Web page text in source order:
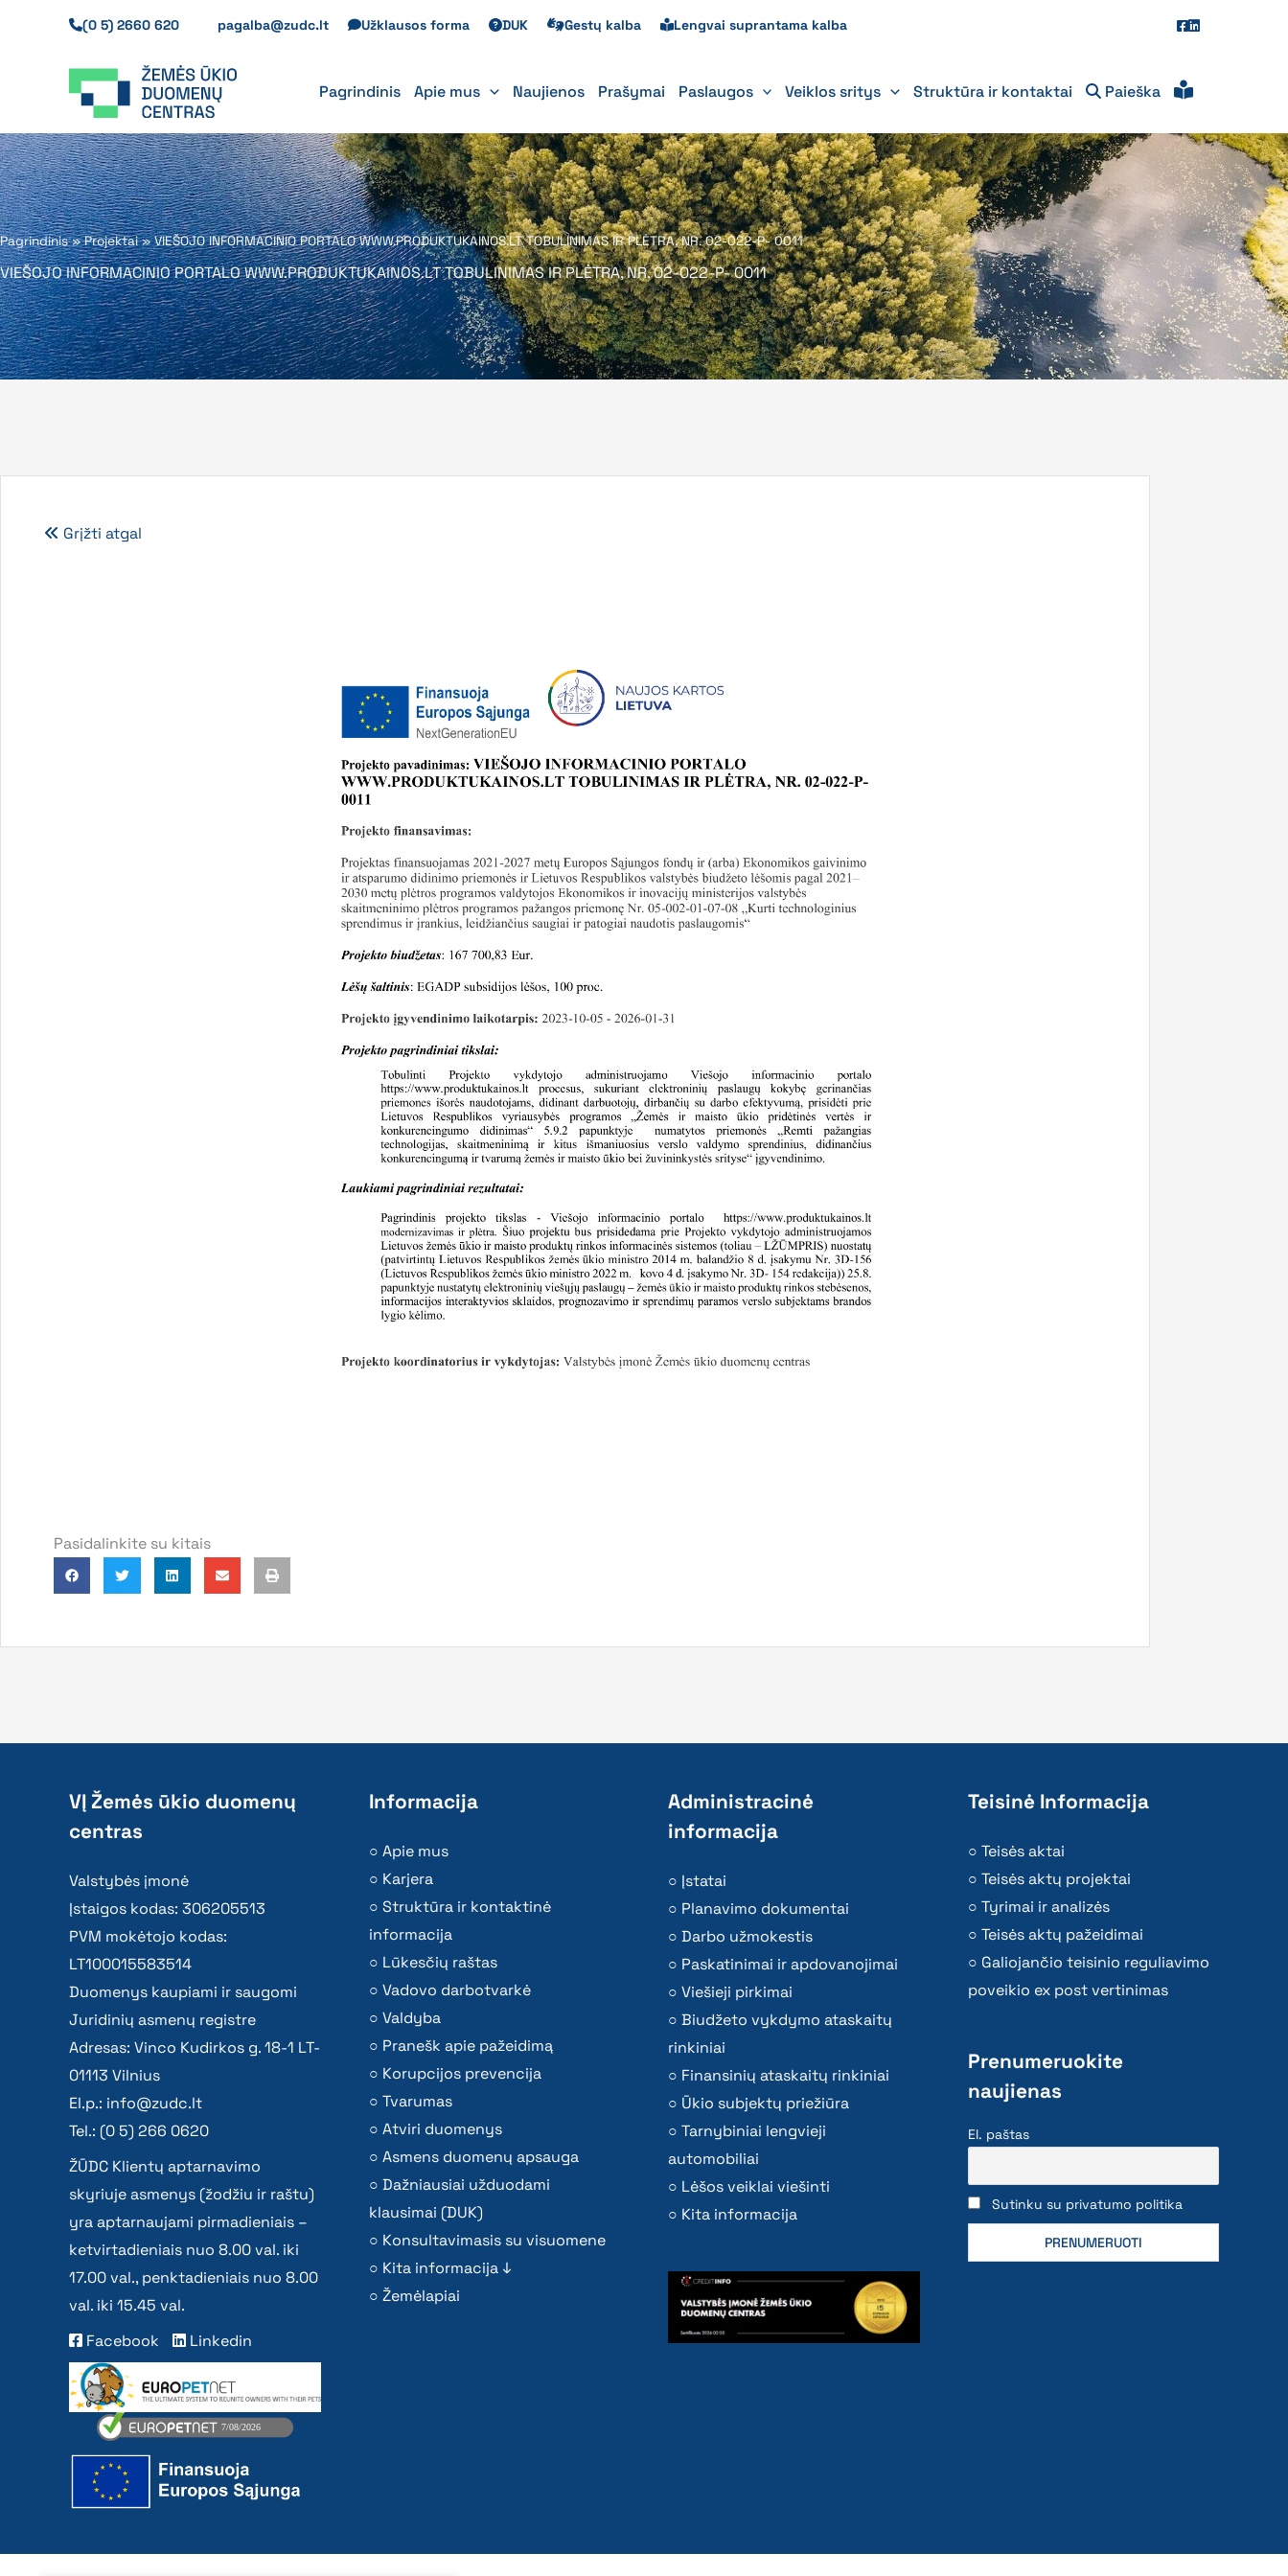
(0 5) 2660 620 pagalba@zudc.lt Užklausos forma DUK Gestų kalba Lengvai suprantama kalba
Pagrindinis Apie mus Naujienos Prašymai Paslaugos Veiklos sritys Struktūra ir kontaktai Paieška
Pagrindinis»Projektai»VIEŠOJO INFORMACINIO PORTALO WWW.PRODUKTUKAINOS.LT TOBULINIMAS IR PLĖTRA, NR. 02-022-P- 0011
VIEŠOJO INFORMACINIO PORTALO WWW.PRODUKTUKAINOS.LT TOBULINIMAS IR PLĖTRA, NR. 02-022-P- 0011
Grįžti atgal
Pasidalinkite su kitais
VĮ Žemės ūkio duomenų
centras
Valstybės įmonė
Įstaigos kodas: 306205513
PVM mokėtojo kodas:
LT100015583514
Duomenys kaupiami ir saugomi
Juridinių asmenų registre
Adresas: Vinco Kudirkos g. 18-1 LT-
01113 Vilnius
El.p.: info@zudc.lt
Tel.: (0 5) 266 0620
ŽŪDC Klientų aptarnavimo
skyriuje asmenys (žodžiu ir raštu)
yra aptarnaujami pirmadieniais –
ketvirtadieniais nuo 8.00 val. iki
17.00 val., penktadieniais nuo 8.00
val. iki 15.45 val.
Facebook
Linkedin
Informacija
Apie mus
Karjera
Struktūra ir kontaktinė
informacija
Lūkesčių raštas
Vadovo darbotvarkė
Valdyba
Pranešk apie pažeidimą
Korupcijos prevencija
Tvarumas
Atviri duomenys
Asmens duomenų apsauga
Dažniausiai užduodami
klausimai (DUK)
Konsultavimasis su visuomene
Kita informacija ↓
Žemėlapiai
Administracinė
informacija
Įstatai
Planavimo dokumentai
Darbo užmokestis
Paskatinimai ir apdovanojimai
Viešieji pirkimai
Biudžeto vykdymo ataskaitų
rinkiniai
Finansinių ataskaitų rinkiniai
Ūkio subjektų priežiūra
Tarnybiniai lengvieji
automobiliai
Lėšos veiklai viešinti
Kita informacija
Teisinė Informacija
Teisės aktai
Teisės aktų projektai
Tyrimai ir analizės
Teisės aktų pažeidimai
Galiojančio teisinio reguliavimo
poveikio ex post vertinimas
Prenumeruokite
naujienas
El. paštas
Sutinku su privatumo politika